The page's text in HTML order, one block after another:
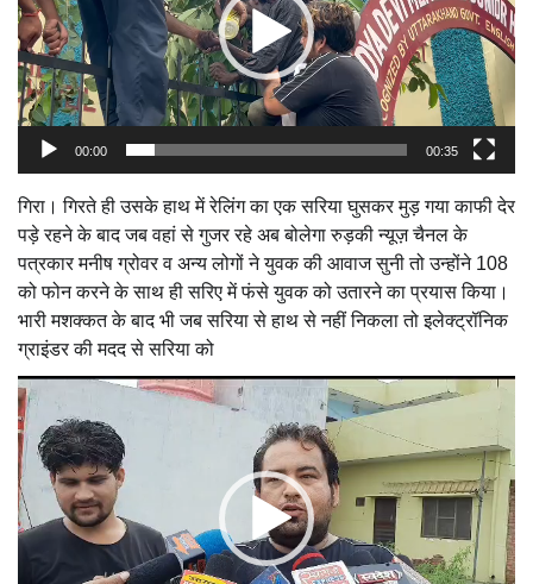
00:00 00:35
गिरा। गिरते ही उसके हाथ में रेलिंग का एक सरिया घुसकर मुड़ गया काफी देर
पड़े रहने के बाद जब वहां से गुजर रहे अब बोलेगा रुड़की न्यूज़ चैनल के
पत्रकार मनीष ग्रोवर व अन्य लोगों ने युवक की आवाज सुनी तो उन्होंने 108
को फोन करने के साथ ही सरिए में फंसे युवक को उतारने का प्रयास किया।
भारी मशक्कत के बाद भी जब सरिया से हाथ से नहीं निकला तो इलेक्ट्रॉनिक
ग्राइंडर की मदद से सरिया को
Video
Player